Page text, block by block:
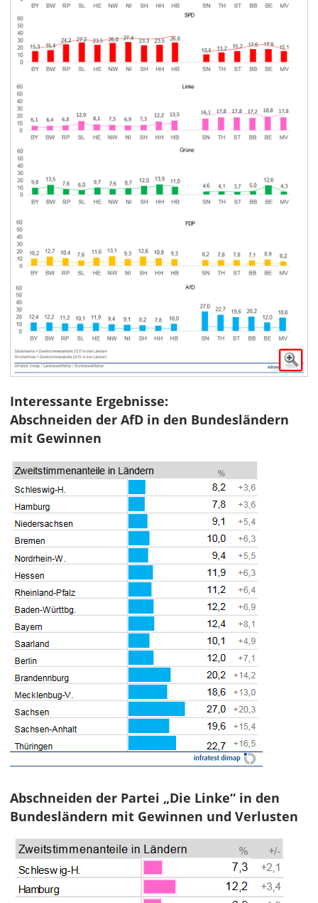
Interessante Ergebnisse:
Abschneiden der AfD in den Bundesländern
mit Gewinnen
Abschneiden der Partei „Die Linke“ in den
Bundesländern mit Gewinnen und Verlusten